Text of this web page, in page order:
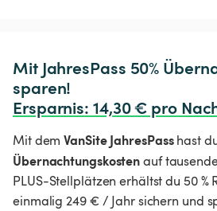
Mit JahresPass 50%
Ersparnis: 14,30 € pro
Mit demVanSite JahresPasshast
Übernachtungskostenauf
PLUS-Stellplätzen erhältst du 50 %
einmalig 249 € / Jahr sichern und